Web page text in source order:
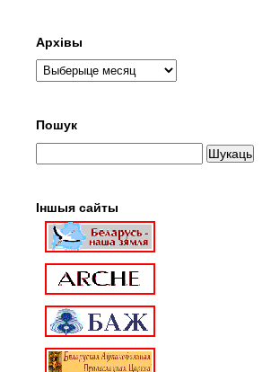
Архівы
Пошук
Іншыя сайты